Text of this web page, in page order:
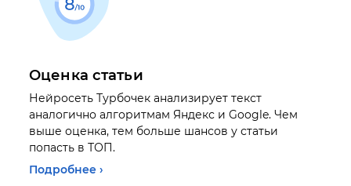
Оценка статьи
Нейросеть Турбочек анализирует текст
аналогично алгоритмам Яндекс и Google. Чем
выше оценка, тем больше шансов у статьи
попасть в ТОП.
Подробнее ›